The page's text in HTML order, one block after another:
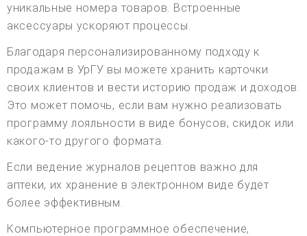
уникальные номера товаров. Встроенные
аксессуары ускоряют процессы.
Благодаря персонализированному подходу к
продажам в УрГУ вы можете хранить карточки
своих клиентов и вести историю продаж и доходов.
Это может помочь, если вам нужно реализовать
программу лояльности в виде бонусов, скидок или
какого-то другого формата.
Если ведение журналов рецептов важно для
аптеки, их хранение в электронном виде будет
более эффективным.
Компьютерное программное обеспечение,